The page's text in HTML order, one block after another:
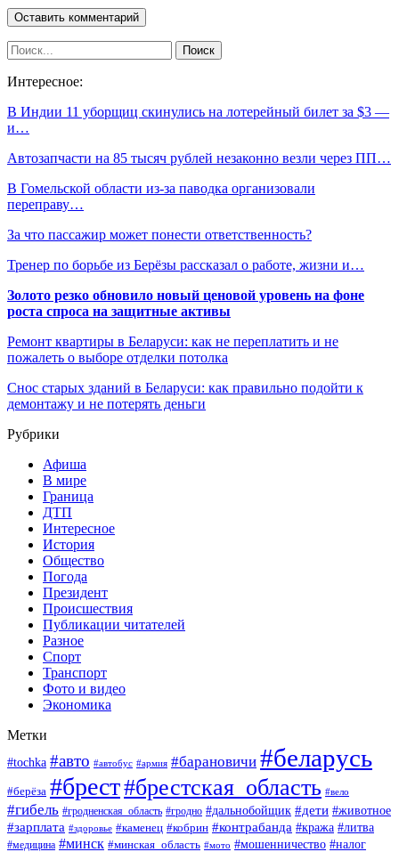
Интересное:
В Индии 11 уборщиц скинулись на лотерейный билет за $3 —
и…
Автозапчасти на 85 тысяч рублей незаконно везли через ПП…
В Гомельской области из-за паводка организовали
переправу…
За что пассажир может понести ответственность?
Тренер по борьбе из Берёзы рассказал о работе, жизни и…
Золото резко обновило новый ценовой уровень на фоне
роста спроса на защитные активы
Ремонт квартиры в Беларуси: как не переплатить и не
пожалеть о выборе отделки потолка
Снос старых зданий в Беларуси: как правильно подойти к
демонтажу и не потерять деньги
Рубрики
Афиша
В мире
Граница
ДТП
Интересное
История
Общество
Погода
Президент
Происшествия
Публикации читателей
Разное
Спорт
Транспорт
Фото и видео
Экономика
Метки
#tochka #авто #автобус #армия #барановичи #беларусь
#берёза #брест#брестская_область #вело
#гибель #гродненская_область #гродно #дальнобойщик #дети #животное
#зарплата #здоровье #каменец #кобрин #контрабанда #кража #литва
#медицина #минск #минская_область #мото #мошенничество #налог